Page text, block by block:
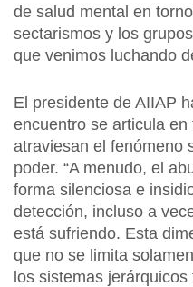
de salud mental en
sectarismos y los
que venimos luchando
El presidente de AIIAP
encuentro se articula
atraviesan el fenómeno
poder. “A menudo, el
forma silenciosa e
detección, incluso a
está sufriendo. Esta
que no se limita
los sistemas